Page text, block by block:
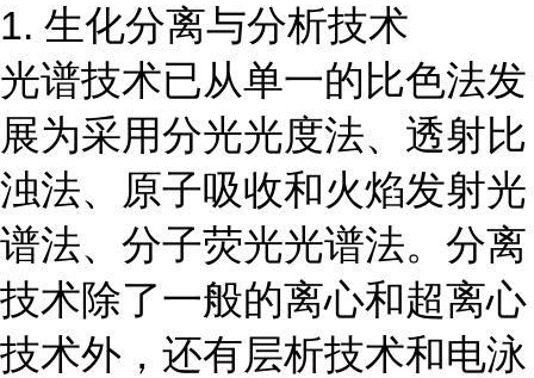
1. 生化分离与分析技术
光谱技术已从单一的比色法发
展为采用分光光度法、透射比
浊法、原子吸收和火焰发射光
谱法、分子荧光光谱法。分离
技术除了一般的离心和超离心
技术外，还有层析技术和电泳